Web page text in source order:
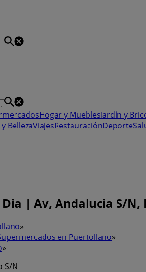
Hogar y MueblesJardín y
BellezaViajesRestauraciónDeporte
| Av, Andalucia S/
»
en Puertollano»
»
S/N